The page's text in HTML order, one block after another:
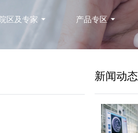
院区及专家 产品专区
新闻动态